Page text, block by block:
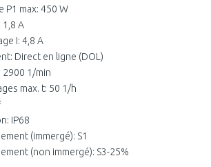
P1 max: 450 W
1,8 A
I: 4,8 A
Direct en ligne (DOL)
2900 1/min
max. t: 50 1/h
IP68
(immergé): S1
(non immergé): S3-25%